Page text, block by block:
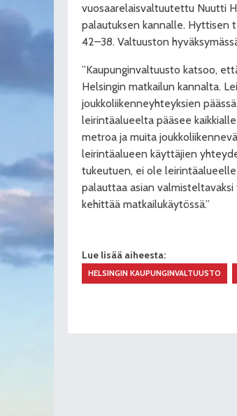
vuosaarelaisvaltuutettu Nuutti
palautuksen kannalle. Hyttisen
42–38. Valtuuston
”Kaupunginvaltuusto katsoo,
Helsingin matkailun kannalta.
joukkoliikenneyhteyksien
leirintäalueelta pääsee
metroa ja muita
leirintäalueen käyttäjien
tukeutuen, ei ole
palauttaa asian
kehittää matkailukäytössä.”
Lue lisää aiheesta:
HELSINGIN KAUPUNGINVALTUUSTO